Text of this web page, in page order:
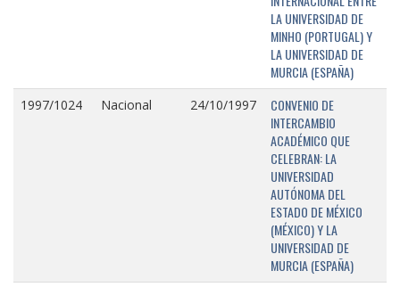
LA UNIVERSIDAD DE
MINHO (PORTUGAL) Y
LA UNIVERSIDAD DE
MURCIA (ESPAÑA)
1997/1024 Nacional 24/10/1997
CONVENIO DE
INTERCAMBIO
ACADÉMICO QUE
CELEBRAN: LA
UNIVERSIDAD
AUTÓNOMA DEL
ESTADO DE MÉXICO
(MÉXICO) Y LA
UNIVERSIDAD DE
MURCIA (ESPAÑA)